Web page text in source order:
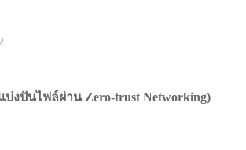
งปันไฟล์ผ่าน Zero-trust Networking)